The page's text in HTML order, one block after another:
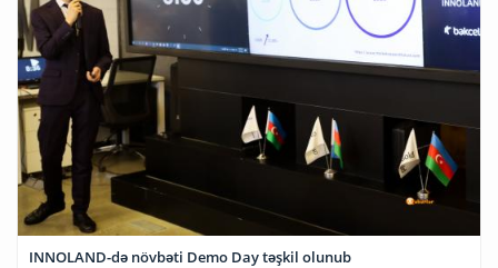
INNOLAND-də növbəti Demo Day təşkil olunub